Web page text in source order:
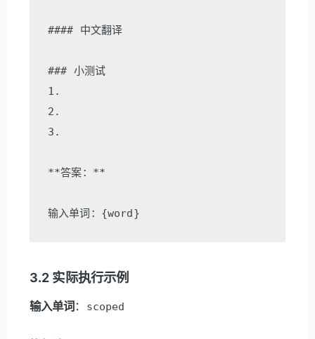
#### 中文翻译
### 小测试
1.
2.
3.
**答案：**
3.2 实际执行示例
输入单词 ： scoped